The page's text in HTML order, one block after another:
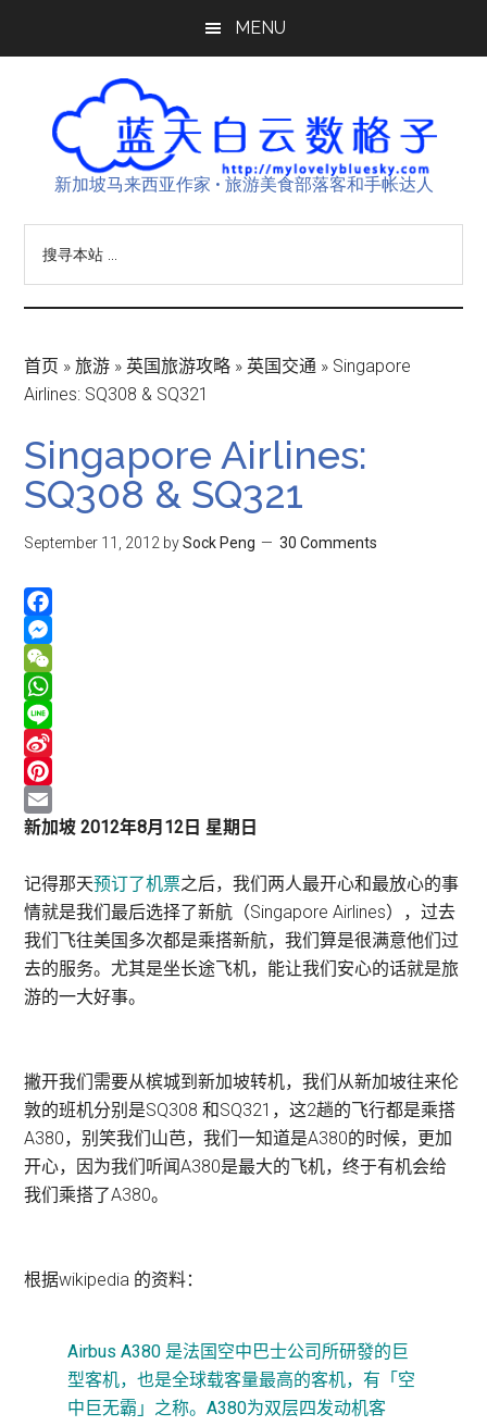
MENU
新加坡马来西亚作家 • 旅游美食部落客和手帐达人
首页 »旅游 » 英国旅游攻略 » 英国交通 » Singapore
Airlines: SQ308 & SQ321
Singapore Airlines:
SQ308 & SQ321
September 11, 2012 bySock Peng 30 Comments
Facebook
Messenger
WeChat
WhatsApp
Line
Sina
Weibo
Pinterest
Email
新加坡 2012年8月12日 星期日
记得那天预订了机票之后，我们两人最开心和最放心的事
情就是我们最后选择了新航（Singapore Airlines），过去
我们飞往美国多次都是乘搭新航，我们算是很满意他们过
去的服务。尤其是坐长途飞机，能让我们安心的话就是旅
游的一大好事。
撇开我们需要从槟城到新加坡转机，我们从新加坡往来伦
敦的班机分别是SQ308 和SQ321，这2趟的飞行都是乘搭
A380，别笑我们山芭，我们一知道是A380的时候，更加
开心，因为我们听闻A380是最大的飞机，终于有机会给
我们乘搭了A380。
根据wikipedia 的资料：
Airbus A380 是法国空中巴士公司所研發的巨
型客机，也是全球载客量最高的客机，有「空
中巨无霸」之称。A380为双层四发动机客